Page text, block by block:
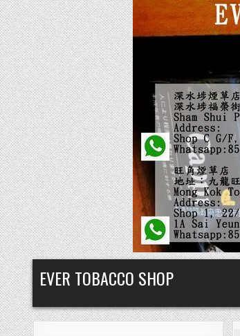
Skip
to
content
EVER TOBACCO SHOP